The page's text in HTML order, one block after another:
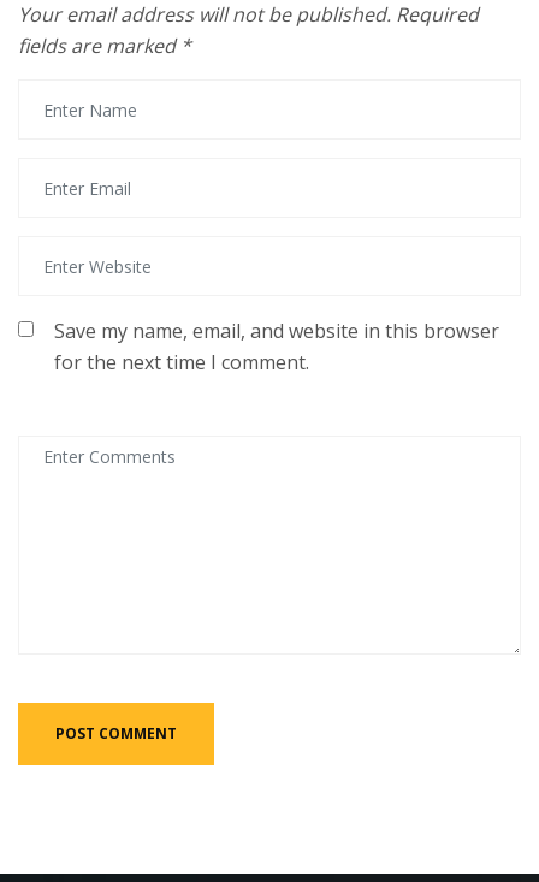
Your email address will not be published. Required
fields are marked *
Save my name, email, and website in this browser
for the next time I comment.